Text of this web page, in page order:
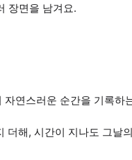
장면을 남겨요.
연스러운 순간을 기록하
더해, 시간이 지나도 그날